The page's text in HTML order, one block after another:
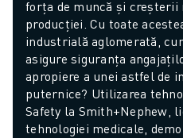
forța de muncă și creșterii
producției. Cu toate
industrială aglomerată,
asigure siguranța
apropiere a unei astfel de
puternice? Utilizarea
Safety la Smith+Nephew,
tehnologiei medicale,